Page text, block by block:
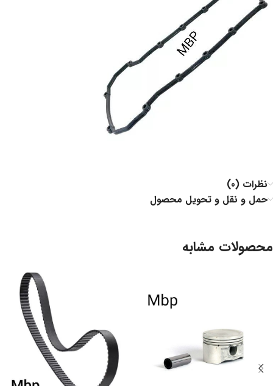
نظرات (0)
حمل و نقل و تحویل محصول
محصولات مشابه